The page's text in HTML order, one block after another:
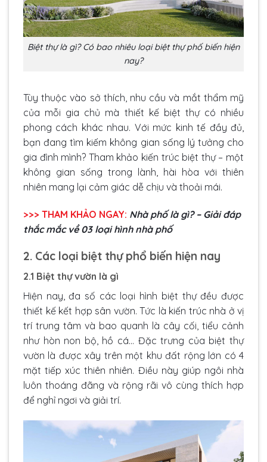
Biệt thự là gì? Có bao nhiêu loại biệt thự phố biến hiện
nay?
Tùy thuộc vào sở thích, nhu cầu và mắt thẩm mỹ
của mỗi gia chủ mà thiết kế biệt thự có nhiều
phong cách khác nhau. Với mức kinh tế đầy đủ,
bạn đang tìm kiếm không gian sống lý tưởng cho
gia đình mình? Tham khảo kiến trúc biệt thự – một
không gian sống trong lành, hài hòa với thiên
nhiên mang lại cảm giác dễ chịu và thoải mái.
>>> THAM KHẢO NGAY: Nhà phố là gì? – Giải đáp
thắc mắc về 03 loại hình nhà phố
2. Các loại biệt thự phổ biến hiện nay
2.1 Biệt thự vườn là gì
Hiện nay, đa số các loại hình biệt thự đều được
thiết kế kết hợp sân vườn. Tức là kiến trúc nhà ở vị
trí trung tâm và bao quanh là cây cối, tiểu cảnh
như hòn non bộ, hồ cá… Đặc trưng của biệt thự
vườn là được xây trên một khu đất rộng lớn có 4
mặt tiếp xúc thiên nhiên. Điều này giúp ngôi nhà
luôn thoáng đãng và rộng rãi vô cùng thích hợp
để nghỉ ngơi và giải trí.